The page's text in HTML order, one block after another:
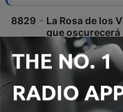
8829 - La Rosa de los
que oscurecerá
02 Aug 2026
8827 - La Rosa de los
de las últimas